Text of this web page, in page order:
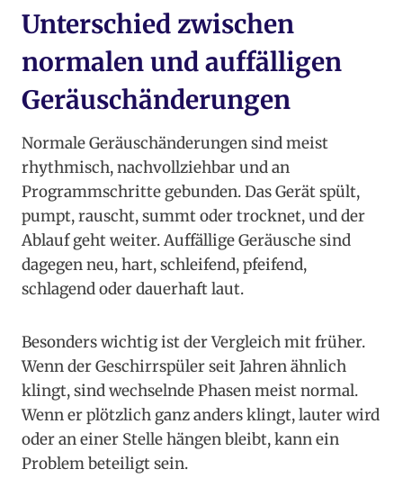
Unterschied zwischen
normalen und auffälligen
Geräuschänderungen
Normale Geräuschänderungen sind meist
rhythmisch, nachvollziehbar und an
Programmschritte gebunden. Das Gerät spült,
pumpt, rauscht, summt oder trocknet, und der
Ablauf geht weiter. Auffällige Geräusche sind
dagegen neu, hart, schleifend, pfeifend,
schlagend oder dauerhaft laut.
Besonders wichtig ist der Vergleich mit früher.
Wenn der Geschirrspüler seit Jahren ähnlich
klingt, sind wechselnde Phasen meist normal.
Wenn er plötzlich ganz anders klingt, lauter wird
oder an einer Stelle hängen bleibt, kann ein
Problem beteiligt sein.